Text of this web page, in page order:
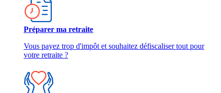
Préparer ma retraite
Vous payez trop d'impôt et souhaitez défiscaliser tout pour
votre retraite ?